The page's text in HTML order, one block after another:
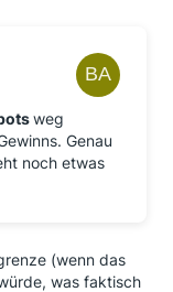
weg
Genau
noch etwas
(wenn das
was faktisch